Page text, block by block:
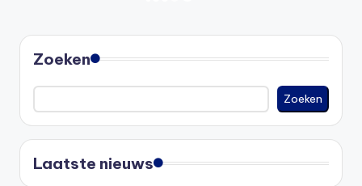
paginering
Zoeken
Zoeken
Laatste nieuws